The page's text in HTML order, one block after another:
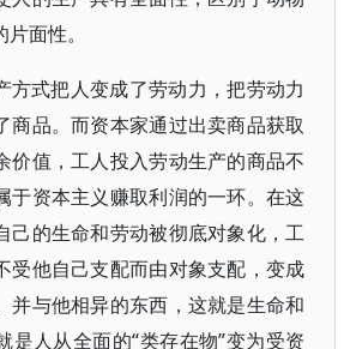
面性。
方式把人变成了劳动力，把劳动力
商品。而资本家通过出卖商品获取
价值，工人投入劳动生产的商品不
于资本主义赚取利润的一环。在这
己的生命和劳动被彻底对象化，工
受他自己支配而由对象支配，变成
并与他相异的东西，这就是生命和
是人从全面的“类存在物”变为受资